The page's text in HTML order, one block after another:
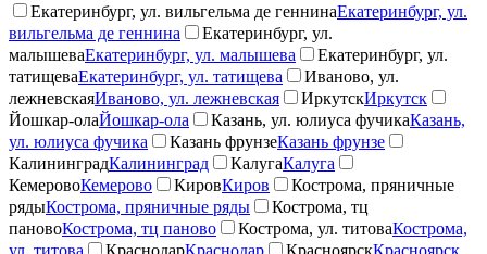
Екатеринбург, ул. вильгельма де геннинаЕкатеринбург, ул.
вильгельма де геннина
Екатеринбург, ул.
малышеваЕкатеринбург, ул. малышева
Екатеринбург, ул.
татищеваЕкатеринбург, ул. татищева
Иваново, ул.
лежневскаяИваново, ул. лежневская ИркутскИркутск
Йошкар-олаЙошкар-ола Казань, ул. юлиуса фучикаКазань,
ул. юлиуса фучика
Казань фрунзеКазань фрунзе
КалининградКалининград КалугаКалуга
КемеровоКемерово КировКиров
Кострома, пряничные
рядыКострома, пряничные ряды
Кострома, тц
пановоКострома, тц паново Кострома, ул. титоваКострома,
ул. титова
КраснодарКраснодар КрасноярскКрасноярск